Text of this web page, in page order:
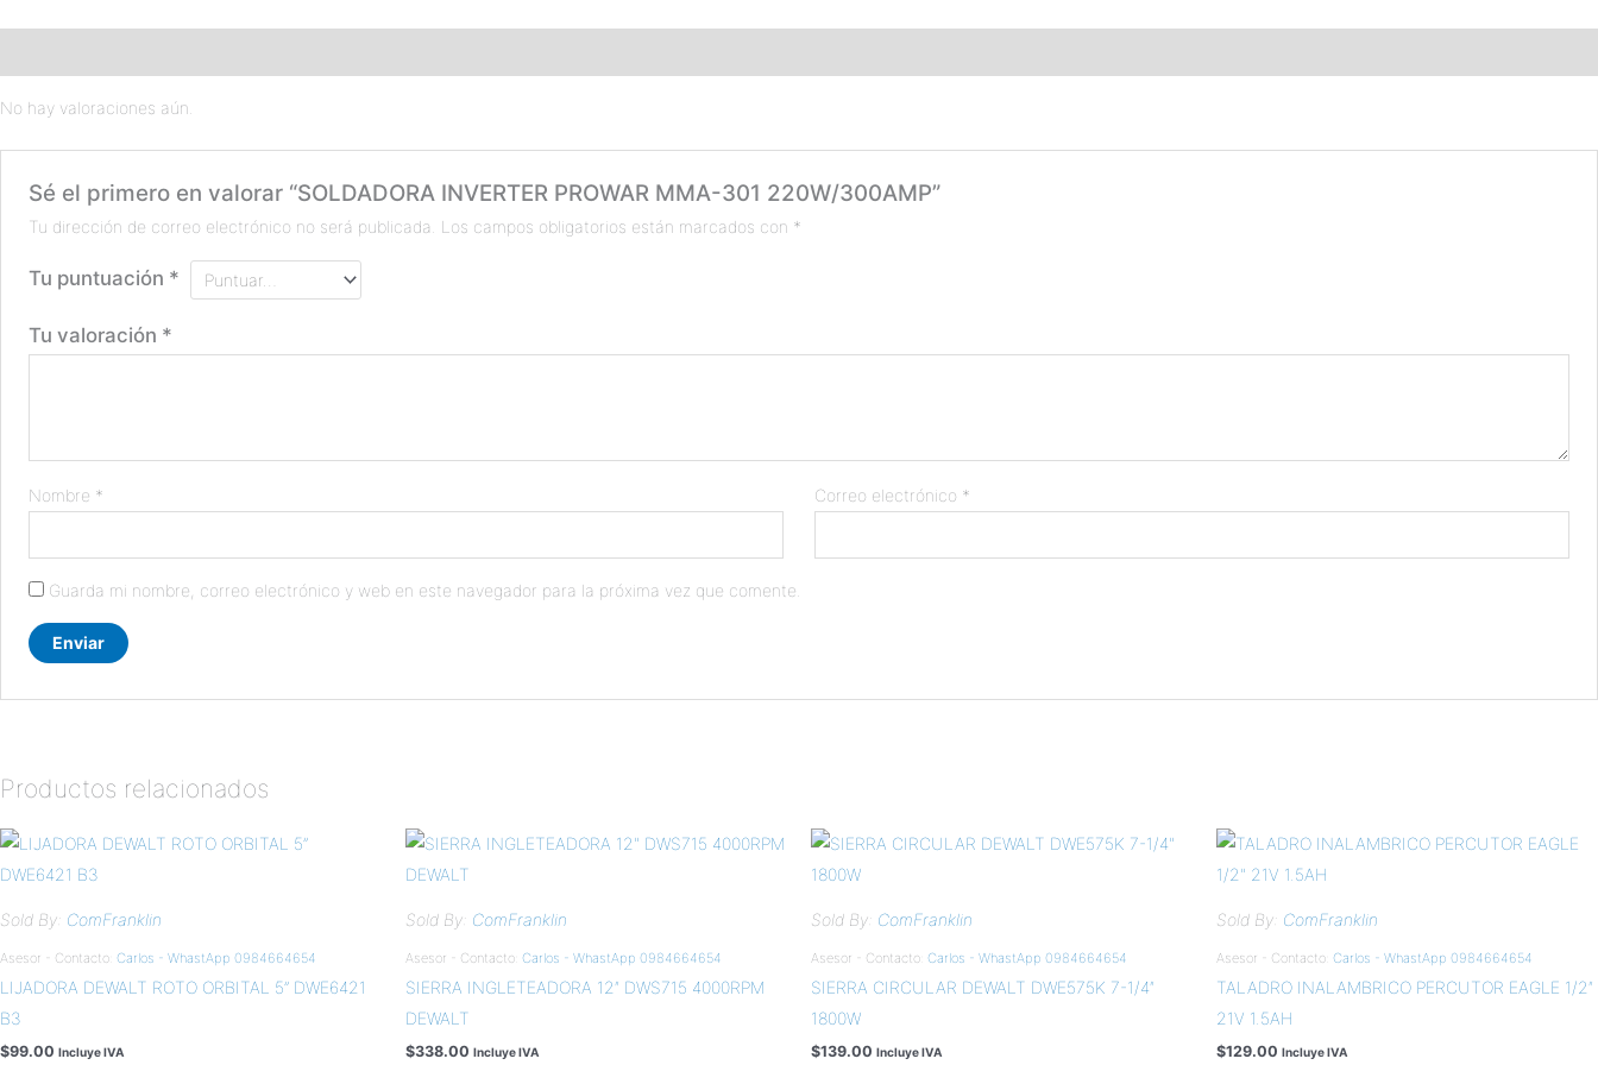
No hay valoraciones aún.
Sé el primero en valorar “SOLDADORA INVERTER PROWAR MMA-301 220W/300AMP”
Tu dirección de correo electrónico no será publicada. Los campos obligatorios están marcados con *
Tu puntuación *
Tu valoración *
Nombre * Correo electrónico *
Guarda mi nombre, correo electrónico y web en este navegador para la próxima vez que comente.
Productos relacionados
Sold By: ComFranklin
Asesor - Contacto: Carlos - WhastApp 0984664654
LIJADORA DEWALT ROTO ORBITAL 5” DWE6421
B3
$99.00 Incluye IVA
Sold By: ComFranklin
Asesor - Contacto: Carlos - WhastApp 0984664654
SIERRA INGLETEADORA 12″ DWS715 4000RPM
DEWALT
$338.00 Incluye IVA
Sold By: ComFranklin
Asesor - Contacto: Carlos - WhastApp 0984664654
SIERRA CIRCULAR DEWALT DWE575K 7-1/4″
1800W
$139.00 Incluye IVA
Sold By: ComFranklin
Asesor - Contacto: Carlos - WhastApp 0984664654
TALADRO INALAMBRICO PERCUTOR EAGLE 1/2″
21V 1.5AH
$129.00 Incluye IVA